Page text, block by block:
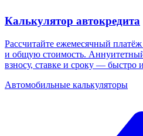
Калькулятор автокредита
Рассчитайте ежемесячный
и общую стоимость.
взносу, ставке и сроку — быстро
Автомобильные калькуляторы